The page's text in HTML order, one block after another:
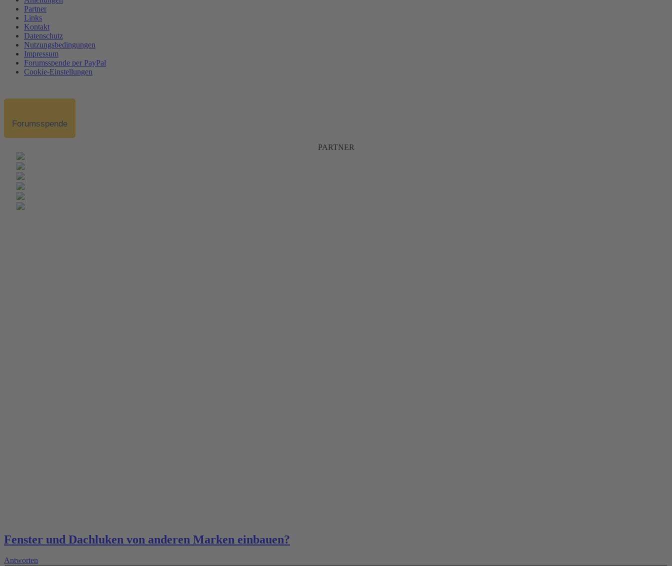
Partner
Links
Kontakt
Datenschutz
Nutzungsbedingungen
Impressum
Forumsspende per PayPal
Cookie-Einstellungen
Forumsspende
PARTNER
Fenster und Dachluken von anderen Marken einbauen?
Antworten